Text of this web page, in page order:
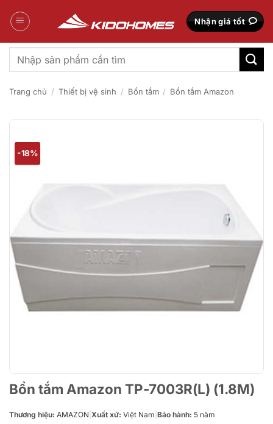
qua
Nhận giá tốt
Tìm
kiếm:
Trang chủ / Thiết bị vệ sinh / Bồn tắm / Bồn tắm Amazon
-18%
Bồn tắm Amazon TP-7003R(L) (1.8M)
Thương hiệu: AMAZON Xuất xứ: Việt Nam Bảo hành: 5 năm